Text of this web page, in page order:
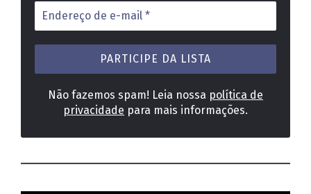
Endereço
de
e-
mail
Não fazemos spam! Leia nossa política de
privacidade para mais informações.